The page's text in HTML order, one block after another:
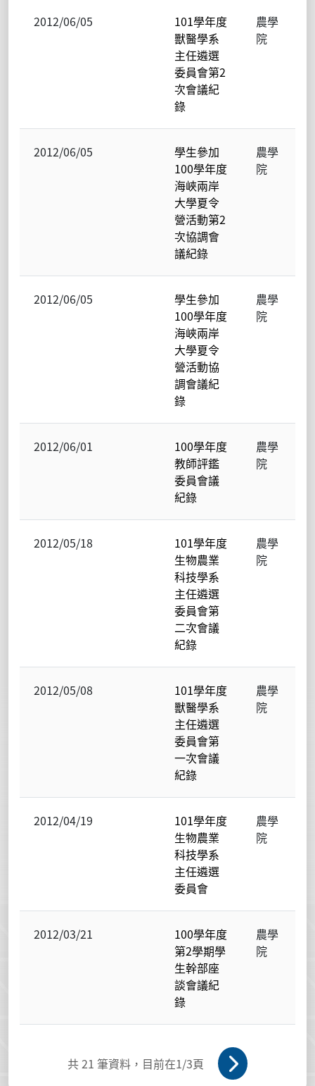
2012/06/05
101學年度
獸醫學系
主任遴選
委員會第2
次會議紀
錄
農學
院
2012/06/05
學生參加
100學年度
海峽兩岸
大學夏令
營活動第2
次協調會
議紀錄
農學
院
2012/06/05
學生參加
100學年度
海峽兩岸
大學夏令
營活動協
調會議紀
錄
農學
院
2012/06/01
100學年度
教師評鑑
委員會議
紀錄
農學
院
2012/05/18
101學年度
生物農業
科技學系
主任遴選
委員會第
二次會議
紀錄
農學
院
2012/05/08
101學年度
獸醫學系
主任遴選
委員會第
一次會議
紀錄
農學
院
2012/04/19
101學年度
生物農業
科技學系
主任遴選
委員會
農學
院
2012/03/21
100學年度
第2學期學
生幹部座
談會議紀
錄
農學
院
共21 筆資料，目前在1/3頁